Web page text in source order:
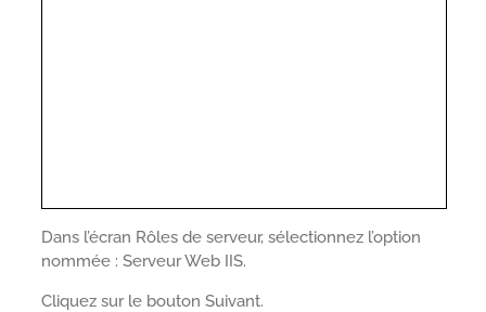
Dans l’écran Rôles de serveur, sélectionnez l’option
nommée : Serveur Web IIS.
Cliquez sur le bouton Suivant.